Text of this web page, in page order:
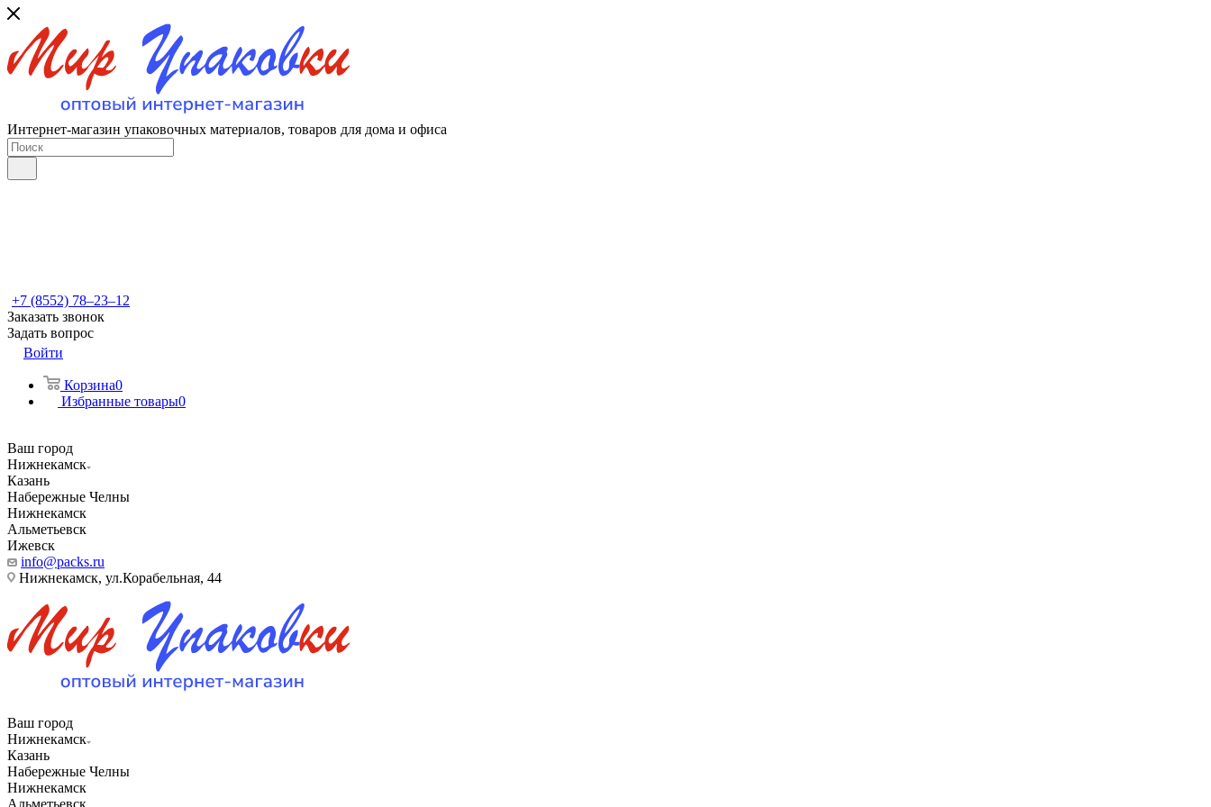
Интернет-магазин упаковочных материалов, товаров для дома и офиса
+7 (8552) 78‒23‒12
Заказать звонок
Задать вопрос
Войти
Корзина0
Избранные товары0
Ваш город
Нижнекамск
Казань
Набережные Челны
Нижнекамск
Альметьевск
Ижевск
info@packs.ru
Нижнекамск, ​ул.Корабельная, 44
Ваш город
Нижнекамск
Казань
Набережные Челны
Нижнекамск
Альметьевск